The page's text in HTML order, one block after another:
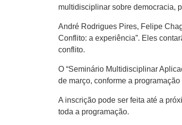
multidisciplinar sobre democracia,
André Rodrigues Pires, Felipe
Conflito: a experiência”. Eles
conflito.
O “Seminário Multidisciplinar
de março, conforme a
A inscrição pode ser feita até a
toda a programação.